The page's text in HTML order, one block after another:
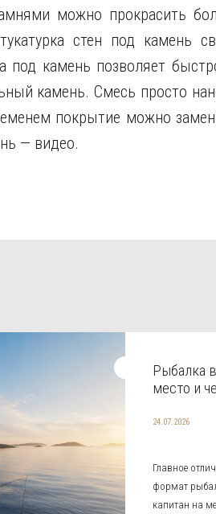
можно прокрасить
стен под камень
под камень позволяет
камень. Смесь просто
покрытие можно
— видео.
Рыбалка
место и
24.07.2026
Главное
формат
капитан на